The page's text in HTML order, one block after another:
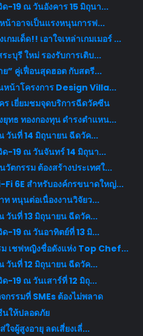
-19 ณ วันอังคาร 15 มิถุนา...
าอาจเป็นแรงหนุนการฟ...
มเด็ด!! เอาใจเหล่าเกมเมอร์ ...
ะบุรี ใหม่ รองรับการเติบ...
” คู่เฟื่อนสุดฮอต กับสตรี...
น้าโครงการ Design Villa...
ร เยี่ยมชมจุดบริการฉีดวัคซีน
ทธ ทองกองทุน ดำรงตำแหน...
วันที่ 14 มิถุนายน ฉีดวัค...
-19 ณ วันจันทร์ 14 มิถุนา...
วัตกรรม ต้องสร้างประเทศใ...
6E สำหรับองค์กรขนาดใหญ่...
ท หนุนต่อเนื่องงานวิจัยว...
วันที่ 13 มิถุนายน ฉีดวัค...
-19 ณ วันอาทิตย์ที่ 13 มิ...
เชฟหญิงชื่อดังแห่ง Top Chef...
วันที่ 12 มิถุนายน ฉีดวัค...
-19 ณ วันเสาร์ที่ 12 มิถุ...
รรมที่ SMEs ต้องไม่พลาด
นให้ปลอดภัย
จผู้สูงอายุ ลดเสี่ยงเลี่...